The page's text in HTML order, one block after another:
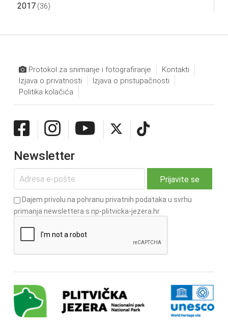
2017(36)
Protokol za snimanje i fotografiranje
Kontakti
Izjava o privatnosti
Izjava o pristupačnosti
Politika kolačića
Newsletter
Dajem privolu na pohranu privatnih podataka u svrhu
primanja newslettera s np-plitvicka-jezera.hr